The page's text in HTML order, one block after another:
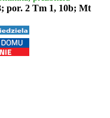
por. 2 Tm 1, 10b; Mt